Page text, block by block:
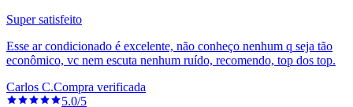
Super satisfeito
Esse ar condicionado é excelente, não conheço nenhum q seja tão
econômico, vc nem escuta nenhum ruído, recomendo, top dos top.
Carlos C.Compra verificada
5.0/5